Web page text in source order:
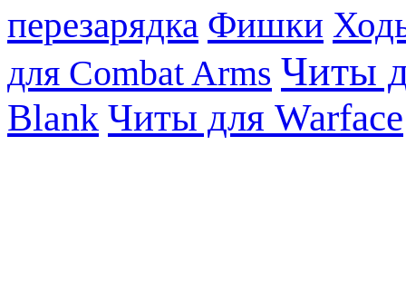
перезарядка Фишки
для Combat Arms Читы
Blank Читы для Warface